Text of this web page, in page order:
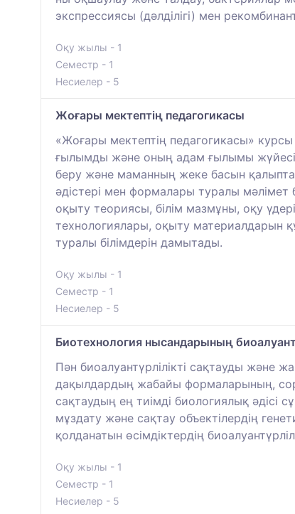
экспрессиясы (дәлділігі) мен
Оқу жылы - 1
Семестр - 1
Несиелер - 5
Жоғары мектептің педагогикасы
«Жоғары мектептің педагогикасы»
ғылымды және оның адам ғылымы
беру және маманның жеке басын
әдістері мен формалары туралы мәлімет
оқыту теориясы, білім мазмұны, оқу
технологиялары, оқыту
туралы білімдерін дамытады.
Оқу жылы - 1
Семестр - 1
Несиелер - 5
Биотехнология нысандарының
Пән биоалуантүрлілікті сақтауды және
дақылдардың жабайы формаларының,
сақтаудың ең тиімді биологиялық
мұздату және сақтау объектілердің
қолданатын өсімдіктердің
Оқу жылы - 1
Семестр - 1
Несиелер - 5